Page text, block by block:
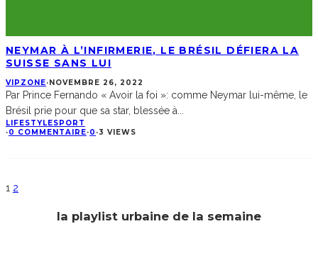
NEYMAR À L’INFIRMERIE, LE BRÉSIL DÉFIERA LA
SUISSE SANS LUI
VIPZONE· NOVEMBRE 26, 2022
Par Prince Fernando « Avoir la foi »: comme Neymar lui-même, le
Brésil prie pour que sa star, blessée à
LIFESTYLESPORT
·0 COMMENTAIRE·0 ·3 VIEWS
1 2
la playlist urbaine de la semaine